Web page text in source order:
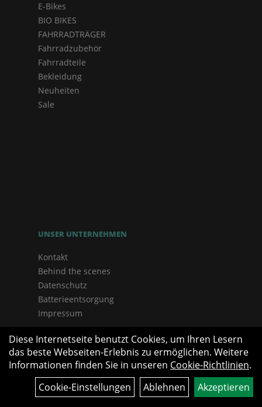
E-Bikes
BIO BIKES
FAHRRADTRÄGER
Fahrradzubehör
Fahrradteile
Bekleidung
Neuheiten
Sale
UNSER UNTERNEHMEN
Kontakt
Behind the scenes
Datenschutz
Batterieentsorgung
Impressum
Diese Internetseite benutzt Cookies, um Ihren Lesern
das beste Webseiten-Erlebnis zu ermöglichen. Weitere
Informationen finden Sie in unseren Cookie-Richtlinien.
Cookie-Einstellungen
Ablehnen Akzeptieren